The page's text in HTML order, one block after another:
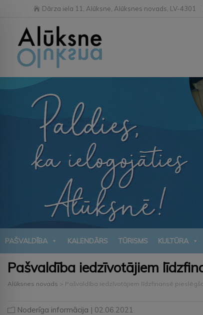
Dārza iela 11, Alūksne, Alūksnes novads, LV-4301
PAŠVALDĪBA KALENDĀRS TŪRISMS KULTŪRA
Pašvaldība iedzīvotājiem
Alūksnes novads > Pašvaldība iedzīvotājiem līdzfinansē
Noderīga informācija | 02.06.2021